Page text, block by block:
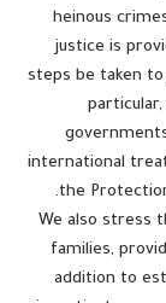
heinous
justice is
steps be taken
international
the
We also stress
families,
addition to